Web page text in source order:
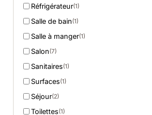
Réfrigérateur(1)
Salle de bain(1)
Salle à manger(1)
Salon(7)
Sanitaires(1)
Surfaces(1)
Séjour(2)
Toilettes(1)